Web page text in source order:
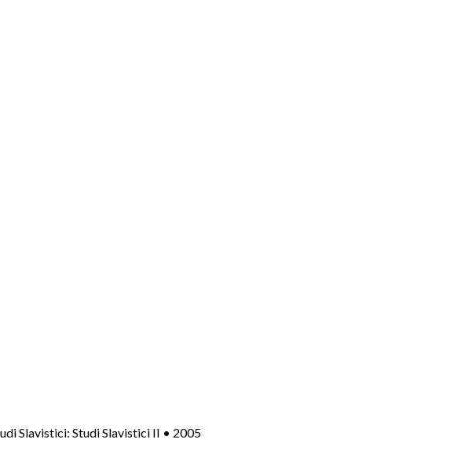
Slavistici: Studi Slavistici II • 2005